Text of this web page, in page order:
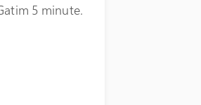
5 minute.